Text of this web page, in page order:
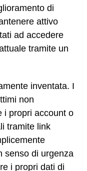
di
attivo
ad accedere
tramite un
inventata. I
non
i propri account o
tramite link
senso di urgenza
i propri dati di